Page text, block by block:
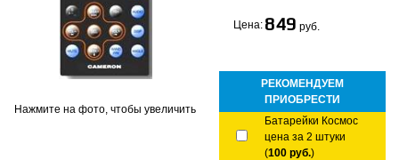
Нажмите на фото, чтобы увеличить
Цена: 849 руб.
РЕКОМЕНДУЕМ
ПРИОБРЕСТИ
Батарейки Космос
цена за 2 штуки
(100 руб.)